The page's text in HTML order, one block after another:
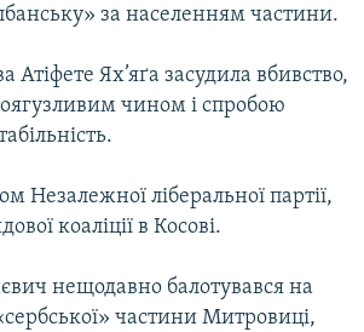
за населенням частини.
Атіфете Ях’яґа засудила вбивство,
чином і спробою
Незалежної ліберальної партії,
коаліції в Косові.
нещодавно балотувався на
частини Митровиці,